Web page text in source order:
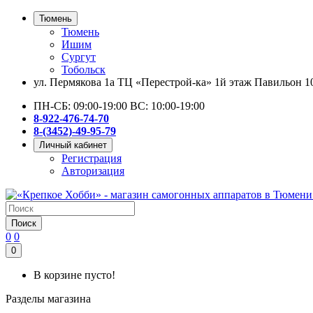
Тюмень
Тюмень
Ишим
Сургут
Тобольск
ул. Пермякова 1а ТЦ «Перестрой-ка» 1й этаж Павильон
ПН-СБ: 09:00-19:00 ВС: 10:00-19:00
8-922-476-74-70
8-(3452)-49-95-79
Личный кабинет
Регистрация
Авторизация
Поиск
0 0
0
В корзине пусто!
Разделы магазина